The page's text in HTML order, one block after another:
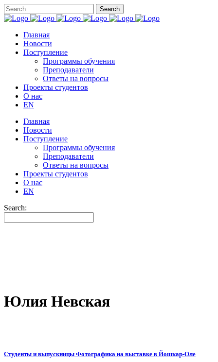
Главная
Новости
Поступление
Программы обучения
Преподаватели
Ответы на вопросы
Проекты студентов
О нас
EN
Главная
Новости
Поступление
Программы обучения
Преподаватели
Ответы на вопросы
Проекты студентов
О нас
EN
Search:
Юлия Невская
Студенты и выпускницы Фотографика на выставке в Йошкар-Оле